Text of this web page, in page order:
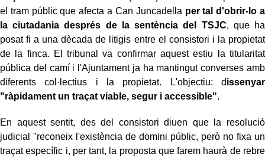
el tram públic que afecta a Can Juncadella per tal d'obrir-lo a
la ciutadania després de la sentència del TSJC, que ha
posat fi a una dècada de litigis entre el consistori i la propietat
de la finca. El tribunal va confirmar aquest estiu la titularitat
pública del camí i l'Ajuntament ja ha mantingut converses amb
diferents col·lectius i la propietat. L'objectiu: dissenyar
"ràpidament un traçat viable, segur i accessible".
En aquest sentit, des del consistori diuen que la resolució
judicial "reconeix l'existència de domini públic, però no fixa un
traçat específic i, per tant, la proposta que farem haurà de rebre